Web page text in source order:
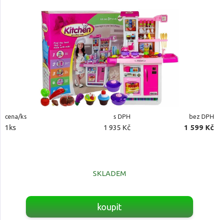
cena/ks s DPH bez DPH
1ks 1 935 Kč 1 599 Kč
SKLADEM
koupit